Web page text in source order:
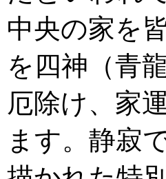
中央の家を
を四神（青
厄除け、家
ます。静寂